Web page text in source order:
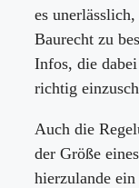
es
Baurecht zu
Infos, die
richtig
Auch die
der Größe
hierzulande